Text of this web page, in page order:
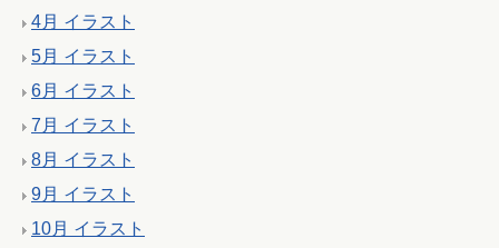
4月 イラスト
5月 イラスト
6月 イラスト
7月 イラスト
8月 イラスト
9月 イラスト
10月 イラスト